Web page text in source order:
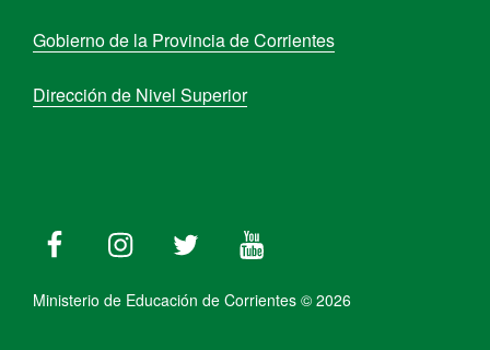
Gobierno de la Provincia de Corrientes
Dirección de Nivel Superior
Ministerio de Educación de Corrientes © 2026